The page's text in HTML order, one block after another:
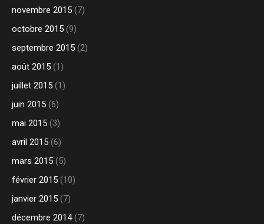
novembre 2015 (7)
octobre 2015 (9)
septembre 2015 (2)
août 2015 (1)
juillet 2015 (1)
juin 2015 (6)
mai 2015 (3)
avril 2015 (6)
mars 2015 (5)
février 2015 (10)
janvier 2015 (7)
décembre 2014(7)